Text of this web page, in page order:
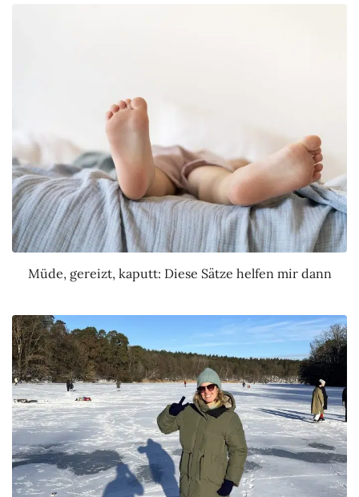
Müde, gereizt, kaputt: Diese Sätze helfen mir dann